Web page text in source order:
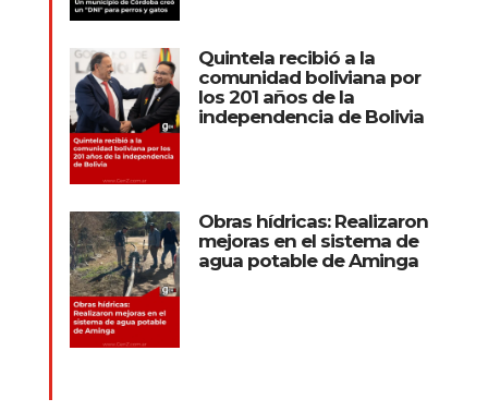
Quintela recibió a la
comunidad boliviana por
los 201 años de la
independencia de Bolivia
Obras hídricas: Realizaron
mejoras en el sistema de
agua potable de Aminga